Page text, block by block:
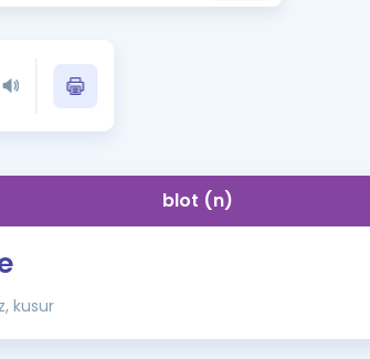
Blog
YDS - YÖKDİL Tüm Sınavlarla İlgili Haberler
İngilizce Gramer
blot (n)
kusur